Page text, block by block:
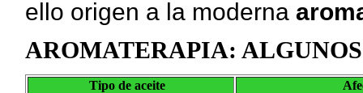
ello origen a la moderna
AROMATERAPIA:
Tipo de aceite